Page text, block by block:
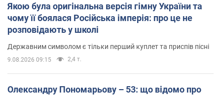
Якою була оригінальна версія гімну України та
чому її боялася Російська імперія: про це не
розповідають у школі
Державним символом є тільки перший куплет та приспів пісні
9.08.2026 09:15 2,4 т.
Олександру Пономарьову – 53: що відомо про